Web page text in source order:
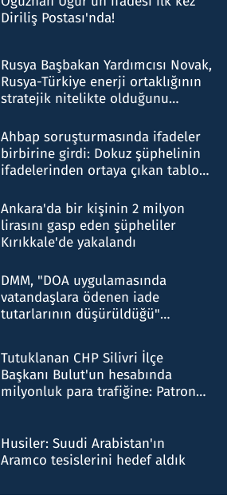
Diriliş Postası'nda!
Rusya Başbakan Yardımcısı Novak,
Rusya-Türkiye enerji ortaklığının
stratejik nitelikte olduğunu
Ahbap soruşturmasında ifadeler
birbirine girdi: Dokuz şüphelinin
ifadelerinden ortaya çıkan tablo
Ankara'da bir kişinin 2 milyon
lirasını gasp eden şüpheliler
Kırıkkale'de yakalandı
DMM, "DOA uygulamasında
vatandaşlara ödenen iade
tutarlarının düşürüldüğü"
Tutuklanan CHP Silivri İlçe
Başkanı Bulut'un hesabında
milyonluk para trafiğine: Patron
Husiler: Suudi Arabistan'ın
Aramco tesislerini hedef aldık